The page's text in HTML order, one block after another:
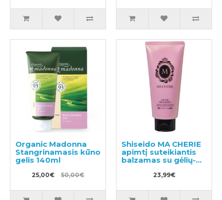
Organic Madonna
Stangrinamasis kūno
gelis 140ml
25,00€ 50,00€
Shiseido MA CHERIE
apimtį suteikiantis
balzamas su gėlių-
vaisių aromatu 180g
23,99€